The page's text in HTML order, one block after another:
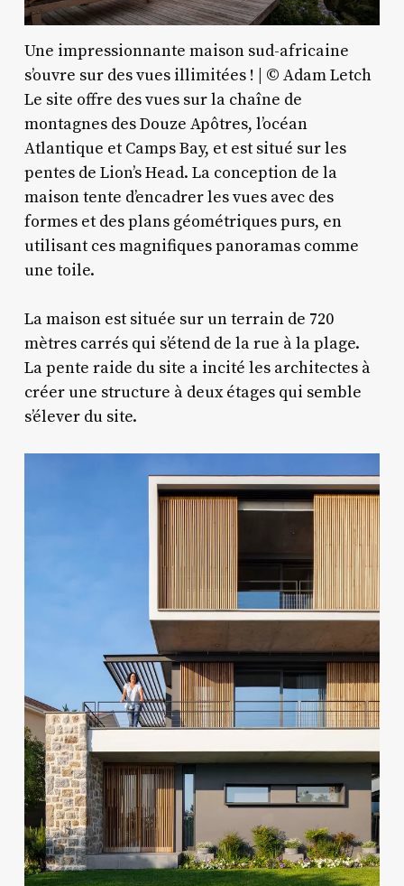
Une impressionnante maison sud-africaine
s’ouvre sur des vues illimitées ! | © Adam Letch
Le site offre des vues sur la chaîne de
montagnes des Douze Apôtres, l’océan
Atlantique et Camps Bay, et est situé sur les
pentes de Lion’s Head. La conception de la
maison tente d’encadrer les vues avec des
formes et des plans géométriques purs, en
utilisant ces magnifiques panoramas comme
une toile.
La maison est située sur un terrain de 720
mètres carrés qui s’étend de la rue à la plage.
La pente raide du site a incité les architectes à
créer une structure à deux étages qui semble
s’élever du site.